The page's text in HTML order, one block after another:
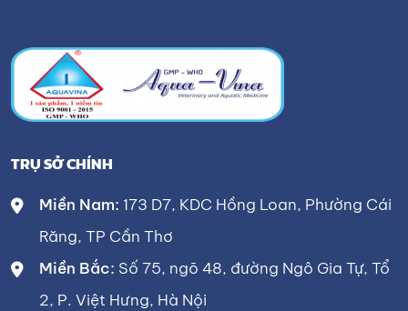
TRỤ SỞ CHÍNH
Miền Nam: 173 D7, KDC Hồng Loan, Phường Cái
Răng, TP Cần Thơ
Miền Bắc: Số 75, ngõ 48, đường Ngô Gia Tự, Tổ
2, P. Việt Hưng, Hà Nội